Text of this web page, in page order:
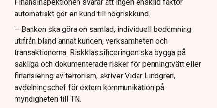
Finansinspektionen svarar att ingen enskild faktor
automatiskt gör en kund till högriskkund.
– Banken ska göra en samlad, individuell bedömning
utifrån bland annat kunden, verksamheten och
transaktionerna. Riskklassificeringen ska bygga på
sakliga och dokumenterade risker för penningtvätt eller
finansiering av terrorism, skriver Vidar Lindgren,
avdelningschef för extern kommunikation på
myndigheten till TN.